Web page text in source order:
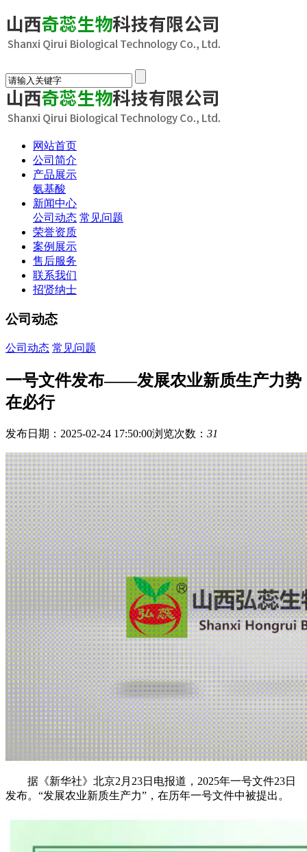
网站首页
公司简介
产品展示
氨基酸
新闻中心
公司动态 常见问题
荣誉资质
案例展示
售后服务
联系我们
招贤纳士
公司动态
公司动态 常见问题
一号文件发布——发展农业新质生产力势
在必行
发布日期：2025-02-24 17:50:00浏览次数： 31
据《新华社》北京2月23日电报道，2025年一号文件23日
发布。“发展农业新质生产力”，在历年一号文件中被提出。